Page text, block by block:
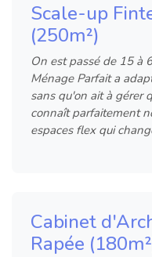
Scale-up
(250m²)
On est passé de 15 à
Ménage Parfait a
sans qu'on ait à gérer
connaît parfaitement
espaces flex qui
Cabinet
Rapée